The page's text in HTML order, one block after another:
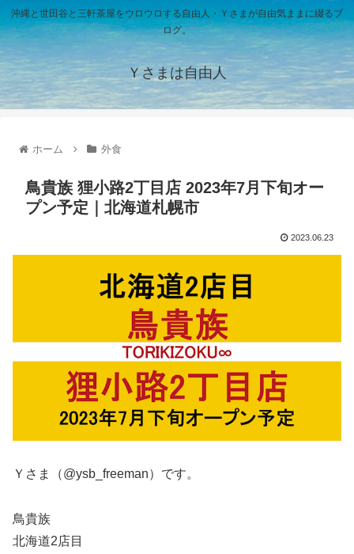
沖縄と世田谷と三軒茶屋をウロウロする自由人・Ｙさまが自由気ままに綴るブ
ログ。
Ｙさまは自由人
ホーム 外食
鳥貴族 狸小路2丁目店 2023年7月下旬オー
プン予定｜北海道札幌市
2023.06.23
Ｙさま（@ysb_freeman）です。
鳥貴族
北海道2店目